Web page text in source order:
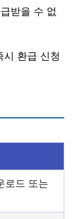
받을 수 없
시 환급 신청
로드 또는